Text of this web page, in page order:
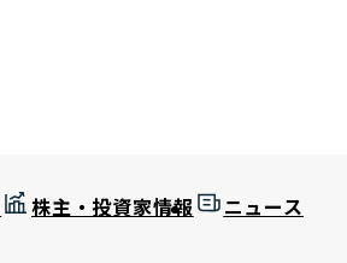
株主・投資家情報 ニュース